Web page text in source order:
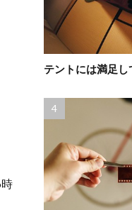
テントには満足